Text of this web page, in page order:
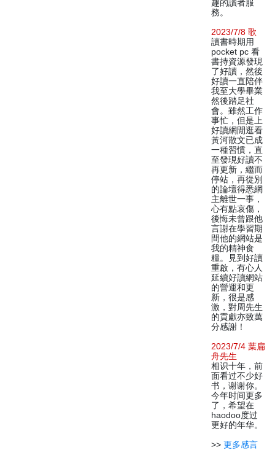
趣的讀者服
務。
2023/7/8 歌
讀書時期用
pocket pc 看
書持資源發現
了好讀，然後
好讀一直陪伴
我至大學畢業
然後踏足社
會。雖然工作
事忙，但是上
好讀網閒逛看
黃河散文已成
一種習慣，直
至發現好讀不
再更新，繼而
停站，再從別
的論壇得悉網
主離世一事，
心有點哀傷，
後悔未曾跟他
言謝在學習期
間他的網站是
我的精神食
糧。見到好讀
重啟，有心人
延續好讀網站
的營運和更
新，很是感
激，對周先生
的貢獻亦致萬
分感謝！
2023/7/4 葉扁
舟先生
相识十年，前
面看过不少好
书，谢谢你。
今年时间更多
了，希望在
haodoo度过
更好的年华。
>> 更多感言